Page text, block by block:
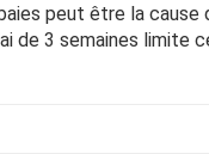
peut être la cause
de 3 semaines limite